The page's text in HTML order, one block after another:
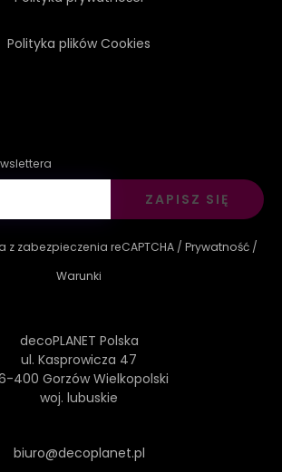
Polityka plików Cookies
ZAPISZ SIĘ
z zabezpieczenia reCAPTCHA / Prywatność /
Warunki
decoPLANET Polska
ul. Kasprowicza 47
400 Gorzów Wielkopolski
woj. lubuskie
biuro@decoplanet.pl